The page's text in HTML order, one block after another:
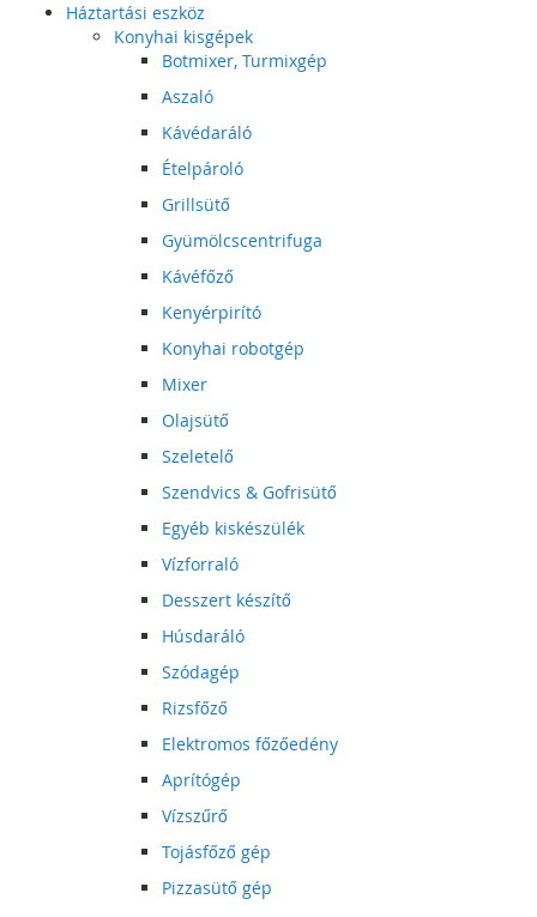
Háztartási eszköz
Konyhai kisgépek
Botmixer, Turmixgép
Aszaló
Kávédaráló
Ételpároló
Grillsütő
Gyümölcscentrifuga
Kávéfőző
Kenyérpirító
Konyhai robotgép
Mixer
Olajsütő
Szeletelő
Szendvics & Gofrisütő
Egyéb kiskészülék
Vízforraló
Desszert készítő
Húsdaráló
Szódagép
Rizsfőző
Elektromos főzőedény
Aprítógép
Vízszűrő
Tojásfőző gép
Pizzasütő gép